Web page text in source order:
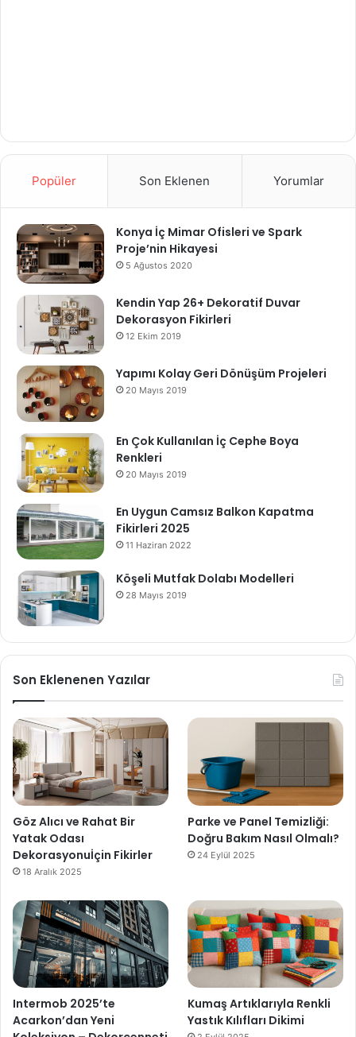
Popüler Son Eklenen Yorumlar
Konya İç Mimar Ofisleri ve Spark
Proje’nin Hikayesi
5 Ağustos 2020
Kendin Yap 26+ Dekoratif Duvar
Dekorasyon Fikirleri
12 Ekim 2019
Yapımı Kolay Geri Dönüşüm Projeleri
20 Mayıs 2019
En Çok Kullanılan İç Cephe Boya
Renkleri
20 Mayıs 2019
En Uygun Camsız Balkon Kapatma
Fikirleri 2025
11 Haziran 2022
Köşeli Mutfak Dolabı Modelleri
28 Mayıs 2019
Son Eklenenen Yazılar
Göz Alıcı ve Rahat Bir
Yatak Odası
Dekorasyonuİçin Fikirler
18 Aralık 2025
Parke ve Panel Temizliği:
Doğru Bakım Nasıl Olmalı?
24 Eylül 2025
Intermob 2025’te
Acarkon’dan Yeni
Kumaş Artıklarıyla Renkli
Yastık Kılıfları Dikimi